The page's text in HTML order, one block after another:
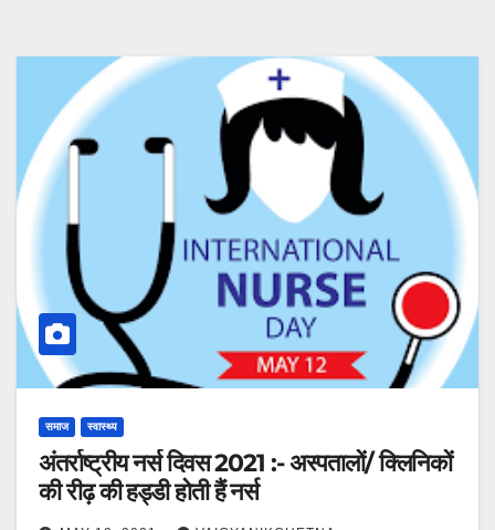
समाज स्वास्थ्य
अंतर्राष्ट्रीय नर्स दिवस 2021 :- अस्पतालों/ क्लिनिकों
की रीढ़ की हड्डी होती हैं नर्स